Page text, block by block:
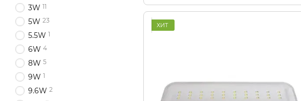
ХИТ
3W 11
5W 23
5.5W 1
6W 4
8W 5
9W 1
9.6W 2